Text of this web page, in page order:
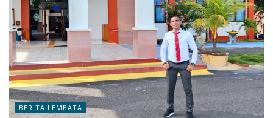
BERITA LEMBATA